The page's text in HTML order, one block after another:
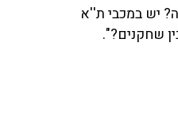
יש במכבי ת''א